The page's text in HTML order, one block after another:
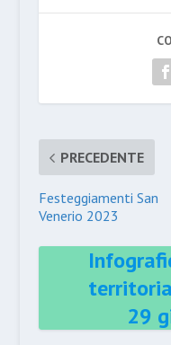
PRECEDENTE
Festeggiamenti San
Venerio 2023
29